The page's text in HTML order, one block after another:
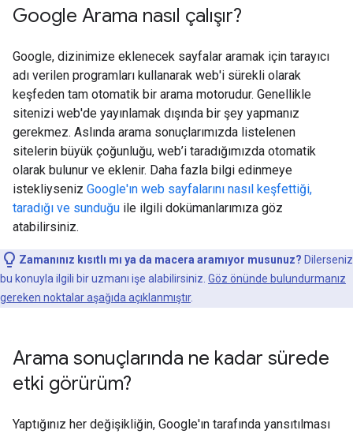
Google Arama nasıl çalışır?
Google, dizinimize eklenecek sayfalar aramak için tarayıcı
adı verilen programları kullanarak web'i sürekli olarak
keşfeden tam otomatik bir arama motorudur. Genellikle
sitenizi web'de yayınlamak dışında bir şey yapmanız
gerekmez. Aslında arama sonuçlarımızda listelenen
sitelerin büyük çoğunluğu, web’i taradığımızda otomatik
olarak bulunur ve eklenir. Daha fazla bilgi edinmeye
istekliyseniz Google'ın web sayfalarını nasıl keşfettiği,
taradığı ve sunduğu ile ilgili dokümanlarımıza göz
atabilirsiniz.
Zamanınız kısıtlı mı ya da macera aramıyor musunuz? Dilerseniz
bu konuyla ilgili bir uzmanı işe alabilirsiniz. Göz önünde bulundurmanız
gereken noktalar aşağıda açıklanmıştır.
Arama sonuçlarında ne kadar sürede
etki görürüm?
Yaptığınız her değişikliğin, Google'ın tarafında yansıtılması